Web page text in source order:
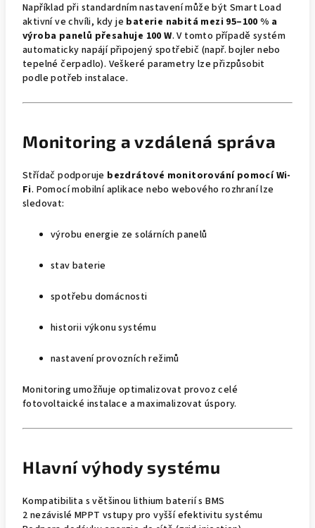
Například při standardním nastavení může být Smart Load
aktivní ve chvíli, kdy je baterie nabitá mezi 95–100 % a
výroba panelů přesahuje 100 W. V tomto případě systém
automaticky napájí připojený spotřebič (např. bojler nebo
tepelné čerpadlo). Veškeré parametry lze přizpůsobit
podle potřeb instalace.
Monitoring a vzdálená správa
Střídač podporuje bezdrátové monitorování pomocí Wi-
Fi. Pomocí mobilní aplikace nebo webového rozhraní lze
sledovat:
výrobu energie ze solárních panelů
stav baterie
spotřebu domácnosti
historii výkonu systému
nastavení provozních režimů
Monitoring umožňuje optimalizovat provoz celé
fotovoltaické instalace a maximalizovat úspory.
Hlavní výhody systému
Kompatibilita s většinou lithium baterií s BMS
2 nezávislé MPPT vstupy pro vyšší efektivitu systému